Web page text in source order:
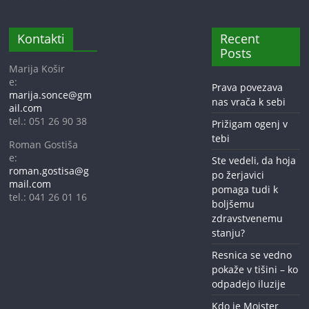
Kontakti
Marija Košir
e:
marija.sonce@gm
ail.com
tel.: 051 26 90 38
Roman Gostiša
e:
roman.gostisa@g
mail.com
tel.: 041 26 01 16
Recent
Posts
Prava povezava
nas vrača k sebi
Prižigam ogenj v
tebi
Ste vedeli, da hoja
po žerjavici
pomaga tudi k
boljšemu
zdravstvenemu
stanju?
Resnica se vedno
pokaže v tišini – ko
odpadejo iluzije
Kdo je Mojster